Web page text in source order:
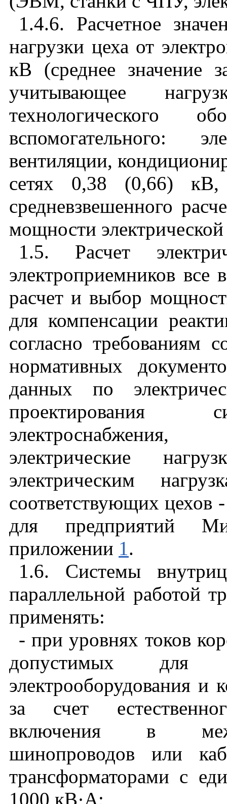
1.4.6. Расчетное
нагрузки цеха от
кВ (среднее значение
учитывающее
вспомогательного:
вентиляции,
сетях 0,38 (0,66) кВ,
средневзвешенного
мощности электрической
1.5. Расчет
электроприемников
расчет и выбор
для компенсации
согласно требованиям
нормативных
данных по
проектирования
электроснабжения,
электрические
электрическим
соответствующих цехов
для предприятий
приложении 1.
1.6. Системы
параллельной работой
применять:
- при уровнях токов
допустимых для
электрооборудования и
за счет
включения в
шинопроводов или
трансформаторами с
1000 кВ·А;